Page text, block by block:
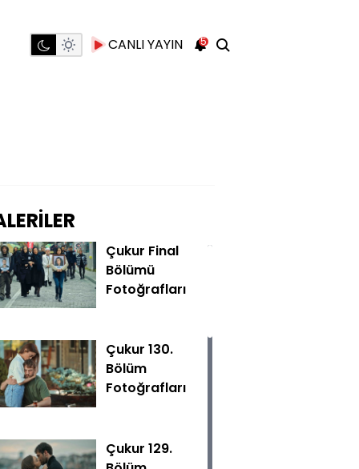
CANLI YAYIN 5
Çukur Final
Bölümü
Fotoğrafları
Çukur 130.
Bölüm
Fotoğrafları
Çukur 129.